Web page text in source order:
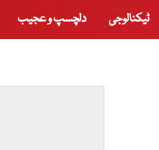
ٹیکنالوجی دلچسپ و عجیب